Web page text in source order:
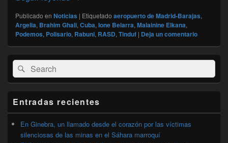
Publicado en Noticias | Etiquetado aeropuerto de Madrid-Barajas,
Argelia, Brahim Ghali,Cuba,Ione Belarra,Malainine Elkana,
Podemos, Polisario, Rabuni, RASD,Tinduf | Deja un comentario
El
área
de
lateral
primaria
Buscar
por:
Buscar
Entradas recientes
En Ginebra, un llamado desde el corazón por las víctimas
silenciosas de las minas en el Sáhara marroquí